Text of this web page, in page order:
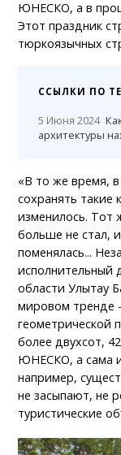
ЮНЕСКО, а в
Этот праздник
тюркоязычных
ССЫЛКИ ПО
5 Июня 2024
архитектуры
«В то же время,
сохранять такие
изменилось. Тот
больше не стал,
поменялась...
исполнительный
области Улытау
мировом тренде
геометрической
более двухсот,
ЮНЕСКО, а сама
например,
не засыпают, не
туристические